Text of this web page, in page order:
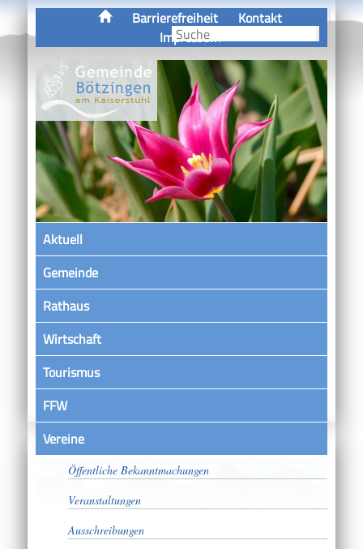
Barrierefreiheit
Kontakt
Impressum
Aktuell
Gemeinde
Rathaus
Wirtschaft
Tourismus
FFW
VereineSatzungen
Öffentliche Bekanntmachungen
Veranstaltungen
Ausschreibungen